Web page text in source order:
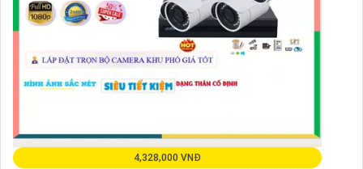
4,328,000 VNĐ